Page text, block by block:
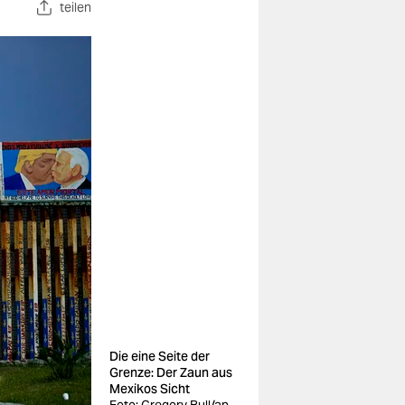
teilen
Die eine Seite der
Grenze: Der Zaun aus
Mexikos Sicht